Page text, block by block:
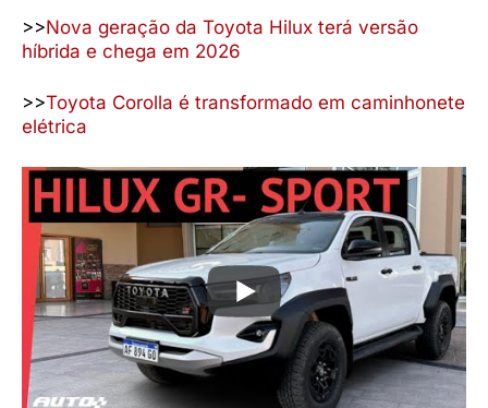
>>Nova geração da Toyota Hilux terá versão
híbrida e chega em 2026
>>Toyota Corolla é transformado em caminhonete
elétrica